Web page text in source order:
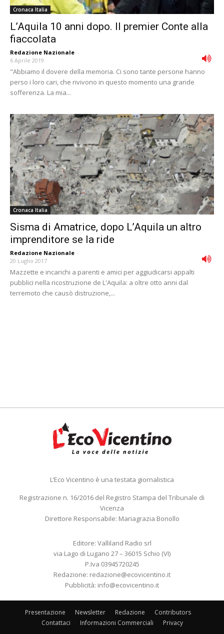
Cronaca Italia
L’Aquila 10 anni dopo. Il premier Conte alla
fiaccolata
Redazione Nazionale -
6 Aprile 2019
"Abbiamo il dovere della memoria. Ci sono tante persone hanno
perso i loro cari, che rivivono in questo momento una grande
sofferenza. La mia...
Cronaca Italia
Sisma di Amatrice, dopo L’Aquila un altro
imprenditore se la ride
Redazione Nazionale -
20 Luglio 2017
Mazzette e incarichi a parenti e amici per aggiudicarsi appalti
pubblici nella ricostruzione de L'Aquila: a oltre otto anni dal
terremoto che causò distruzione,...
L’Eco Vicentino è una testata giornalistica
Registrazione n. 16/2016 del Registro Stampa del Tribunale di
Vicenza
Direttore Responsabile: Mariagrazia Bonollo
Editore: Valliland Radio srl
via Lago di Lugano 27 – 36015 Schio (VI)
P.Iva 03945720245
Redazione: redazione@ecovicentino.it
Pubblicità: info@ecovicentino.it
Presentazione Newsletter Redazione
Contributors
Contattaci
Informazioni Commerciali Privacy